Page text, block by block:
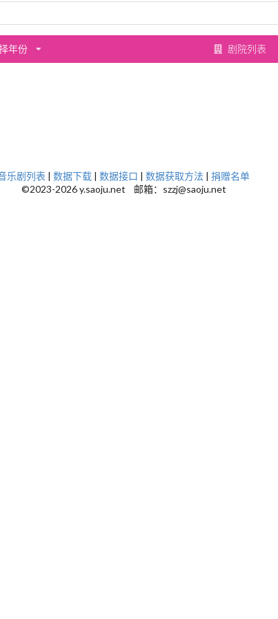
年份 剧院列表
乐剧列表 | 数据下载 | 数据接口 | 数据获取方法 | 捐赠名单
©2023-2026 y.saoju.net 邮箱：szzj@saoju.net